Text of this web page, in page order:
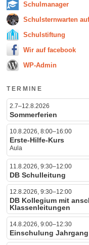
Schulmanager
Schulsternwarten
Schulstiftung
Wir auf facebook
WP-Admin
TERMINE
2.7–12.8.2026
Sommerferien
10.8.2026, 8:00–16:00
Erste-Hilfe-Kurs
Aula
11.8.2026, 9:30–12:00
DB Schulleitung
12.8.2026, 9:30–12:00
DB Kollegium mit
Klassenleitungen
14.8.2026, 9:00–12:30
Einschulung